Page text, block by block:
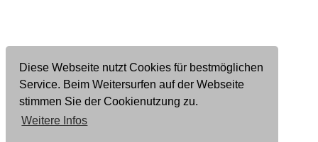
Diese Webseite nutzt Cookies für bestmöglichen
Service. Beim Weitersurfen auf der Webseite
stimmen Sie der Cookienutzung zu.
Weitere Infos